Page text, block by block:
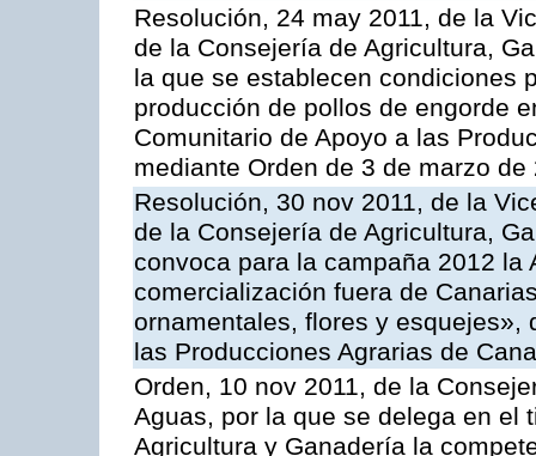
Resolución, 24 may 2011, de la
de la Consejería de Agricultura,
la que se establecen condiciones
producción de pollos de engorde
Comunitario de Apoyo a las
mediante Orden de 3 de marzo de
Resolución, 30 nov 2011, de la
de la Consejería de Agricultura,
convoca para la campaña 2012 la
comercialización fuera de
ornamentales, flores y esquejes»,
las Producciones Agrarias de
Orden, 10 nov 2011, de la
Aguas, por la que se delega en el
Agricultura y Ganadería la